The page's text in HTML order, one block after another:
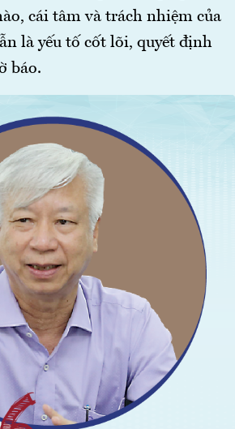
cái tâm và trách nhiệm của
là yếu tố cốt lõi, quyết định
báo.